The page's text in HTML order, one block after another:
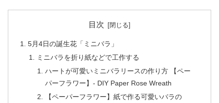
目次
5月4日の誕生花「ミニバラ」
ミニバラを折り紙などで工作する
ハートが可愛いミニバラリースの作り方 【ペー
パーフラワー】- DIY Paper Rose Wreath
【ペーパーフラワー】紙で作る可愛いバラの